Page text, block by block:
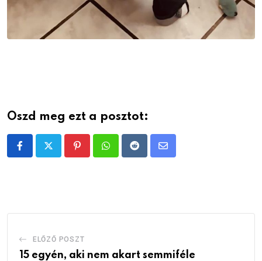
Oszd meg ezt a posztot:
PinterestWhatsappRedditShare
ELŐZŐ POSZT
15 egyén, aki nem akart semmiféle